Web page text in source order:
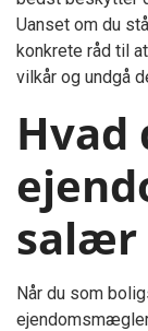
Uanset om du
konkrete råd til
vilkår og undgå
salær
Når du som